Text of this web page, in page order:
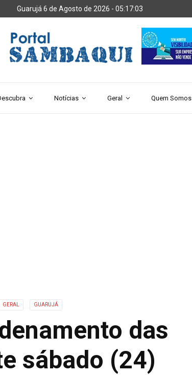
Guarujá 6 de Agosto de 2026 - 05:17:04
Notícias Geral Quem Somos
GERAL GUARUJÁ
das
sábado (24)